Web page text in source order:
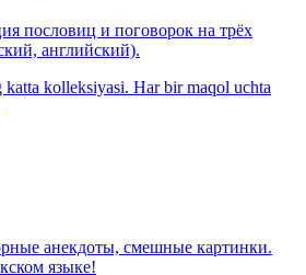
пословиц и поговорок на трёх
английский).
kolleksiyasi. Har bir maqol uchta
анекдоты, смешные картинки.
языке!